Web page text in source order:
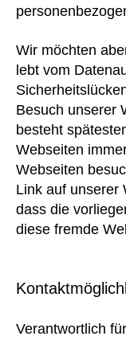
Wir möchten
lebt vom
Besuch unserer
besteht
Webseiten
Webseiten
Link auf unserer
dass die
diese fremde
Verantwortlich